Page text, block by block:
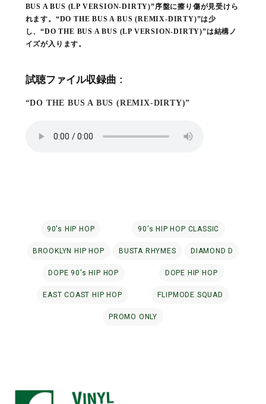
BUS A BUS (LP VERSION-DIRTY)”序盤に擦り傷が見受けら
れます。“DO THE BUS A BUS (REMIX-DIRTY)”は少
し、“DO THE BUS A BUS (LP VERSION-DIRTY)”は結構ノ
イズが入ります。
試聴ファイル収録曲 :
“DO THE BUS A BUS (REMIX-DIRTY)”
90's HIP HOP 90's HIP HOP CLASSIC
BROOKLYN HIP HOP BUSTA RHYMES DIAMOND D
DOPE 90's HIP HOP DOPE HIP HOP
EAST COAST HIP HOP FLIPMODE SQUAD
PROMO ONLY